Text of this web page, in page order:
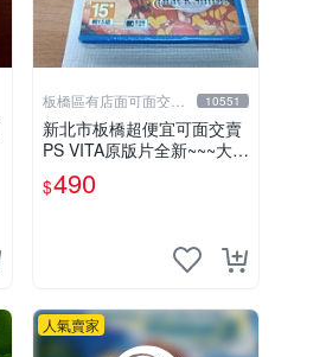
板橋區有店面可面交高
價回收電玩
10551
新北市板橋超便宜可面交賣
PS VITA原版片全新~~~大江
戸 BlackSmith~~~便宜賣
$490
人氣賣家